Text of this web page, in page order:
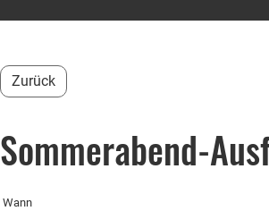
Zurück
Sommerabend-
Wann